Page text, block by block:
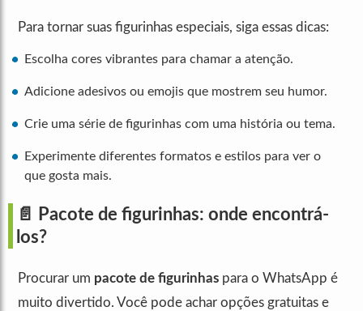
Para tornar suas figurinhas especiais, siga essas dicas:
Escolha cores vibrantes para chamar a atenção.
Adicione adesivos ou emojis que mostrem seu humor.
Crie uma série de figurinhas com uma história ou tema.
Experimente diferentes formatos e estilos para ver o
que gosta mais.
📄 Pacote de figurinhas: onde encontrá-
los?
Procurar um pacote de figurinhas para o WhatsApp é
muito divertido. Você pode achar opções gratuitas e